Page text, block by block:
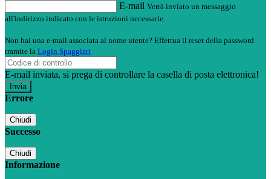
E-mail Verrà inviato un messaggio
all'indirizzo indicato con le istruzioni necessarie.
Non hai una e-mail associata al nome utente? Effettua il reset della password
tramite la Login Spaggiari
E-mail inviata, si prega di controllare la casella di posta elettronica!
Errore
Chiudi
Successo
Chiudi
Informazione